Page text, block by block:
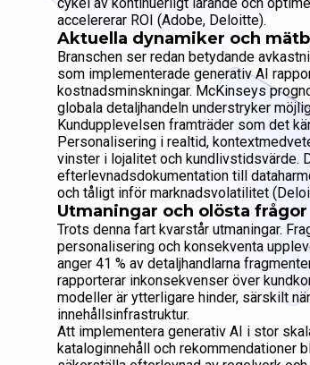
cykel av kontinuerligt lärande och
accelererar ROI (Adobe, Deloitte).
Aktuella dynamiker och
Branschen ser redan betydande
som implementerade generativ AI
kostnadsminskningar. McKinseys
globala detaljhandeln understryker
Kundupplevelsen framträder som det
Personalisering i realtid,
vinster i lojalitet och kundlivstidsvärde.
efterlevnadsdokumentation till
och tåligt inför marknadsvolatilitet
Utmaningar och olösta frågor
Trots denna fart kvarstår utmaningar.
personalisering och konsekventa
anger 41 % av detaljhandlarna
rapporterar inkonsekvenser över
modeller är ytterligare hinder, särskilt
innehållsinfrastruktur.
Att implementera generativ AI i stor
kataloginnehåll och